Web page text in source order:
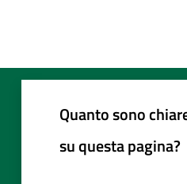
Quanto sono
su questa pagina?